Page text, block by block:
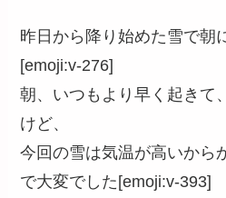
昨日から降り始めた雪で朝
[emoji:v-276]
朝、いつもより早く起きて
けど、
今回の雪は気温が高いから
で大変でした[emoji:v-393]